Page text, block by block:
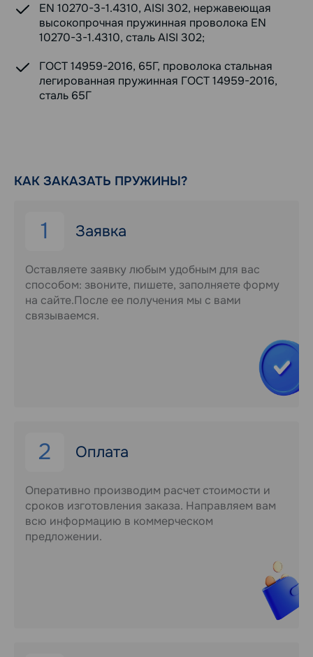
EN 10270-3-1.4310, AISI 302, нержавеющая
высокопрочная пружинная проволока EN
10270-3-1.4310, сталь AISI 302;
ГОСТ 14959-2016, 65Г, проволока стальная
легированная пружинная ГОСТ 14959-2016,
сталь 65Г
КАК ЗАКАЗАТЬ ПРУЖИНЫ?
1 Заявка
Оставляете заявку любым удобным для вас
способом: звоните, пишете, заполняете форму
на сайте.После ее получения мы с вами
связываемся.
2 Оплата
Оперативно производим расчет стоимости и
сроков изготовления заказа. Направляем вам
всю информацию в коммерческом
предложении.